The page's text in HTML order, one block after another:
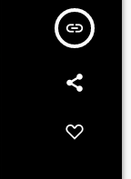
insert_link